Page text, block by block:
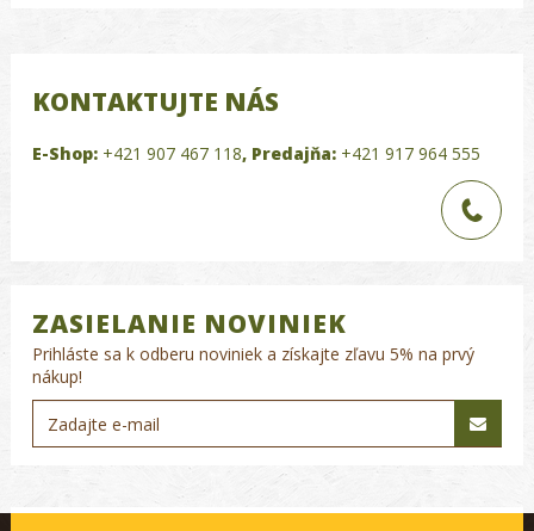
KONTAKTUJTE NÁS
E-Shop: +421 907 467 118, Predajňa: +421 917 964 555
ZASIELANIE NOVINIEK
Prihláste sa k odberu noviniek a získajte zľavu 5% na prvý
nákup!